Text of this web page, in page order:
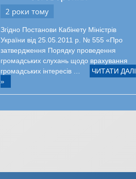
2 роки тому
Згідно Постанови Кабінету Міністрів
України від 25.05.2011 р. № 555 «Про
затвердження Порядку проведення
громадських слухань щодо врахування
громадських інтересів …
ЧИТАТИ ДАЛІ
»